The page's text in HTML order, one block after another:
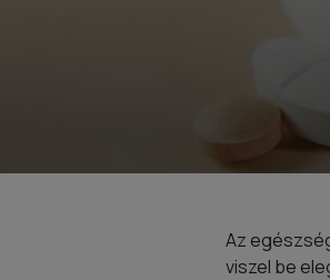
Az
viszel be